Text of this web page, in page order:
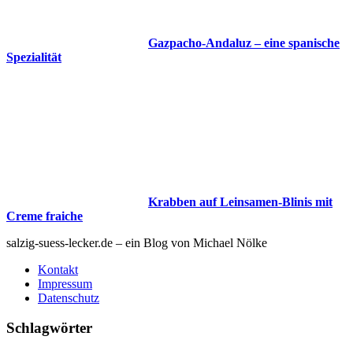
Gazpacho-Andaluz – eine spanische
Spezialität
Krabben auf Leinsamen-Blinis mit
Creme fraiche
salzig-suess-lecker.de – ein Blog von Michael Nölke
Kontakt
Impressum
Datenschutz
Schlagwörter